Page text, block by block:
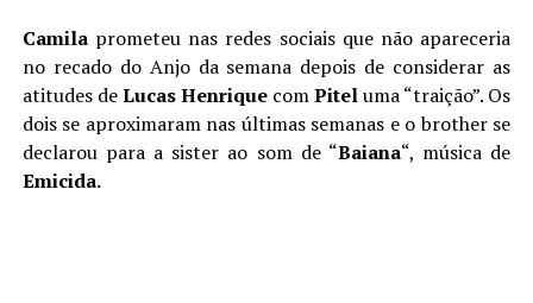
Camilaprometeu nas redes sociais que não apareceria
no recado do Anjo da semana depois de considerar as
atitudes deLucasHenriquecomPiteluma “traição”. Os
dois se aproximaram nas últimas semanas e o brother se
declarou para a sister ao som de “Baiana“, música de
Emicida.